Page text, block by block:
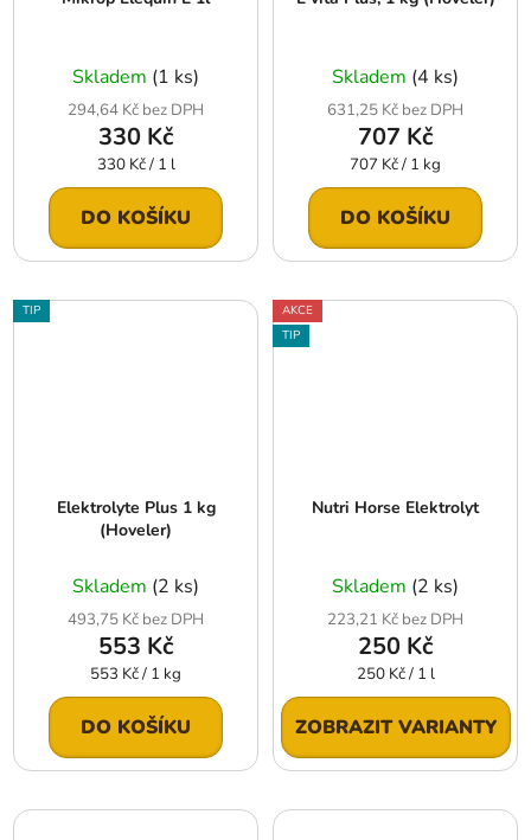
Skladem (1 ks)
294,64 Kč bez DPH
330 Kč
Měrná
cena:
330 Kč / 1 l
DO KOŠÍKU
Skladem (4 ks)
631,25 Kč bez DPH
707 Kč
Měrná
cena:
707 Kč / 1 kg
DO KOŠÍKU
TIP
Elektrolyte Plus 1 kg
(Hoveler)
Skladem (2 ks)
493,75 Kč bez DPH
553 Kč
Měrná
cena:
553 Kč / 1 kg
DO KOŠÍKU
AKCE
TIP
Nutri Horse Elektrolyt
Skladem (2 ks)
223,21 Kč bez DPH
250 Kč
Měrná
cena:
250 Kč / 1 l
ZOBRAZIT VARIANTY